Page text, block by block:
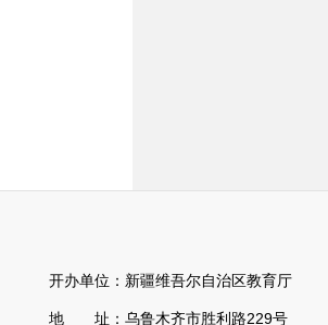
开办单位：新疆维吾尔自治区教育厅
地 址：乌鲁木齐市胜利路229号